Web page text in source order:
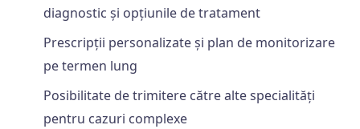
diagnostic și opțiunile de tratament
Prescripții personalizate și plan de monitorizare
pe termen lung
Posibilitate de trimitere către alte specialități
pentru cazuri complexe